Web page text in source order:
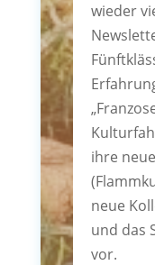
wieder
ihre
neue
und das
vor.